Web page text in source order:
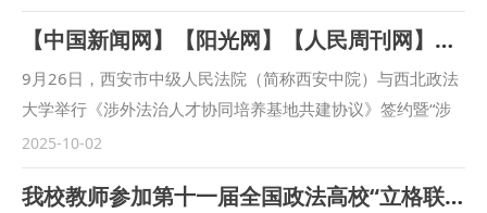
bile/#/ArticleDetail/527690/undefined?t=1759651749638
【中国新闻网】【阳光网】【人民周刊网】【今日头条】【起点新闻】【三秦都市报】西安市中级人民法院与西北政法大学联合建立涉外法治人才协同培养基地
9月26日，西安市中级人民法院（简称西安中院）与西北政法
大学举行《涉外法治人才协同培养基地共建协议》签约暨“涉
外法治人才协同培养基地”揭牌仪式。西安中院党组书记、院
长赵雷，西北政法大学党委副书记、校长范九利出席会议并致
辞，共同为“涉外法治人才协同培养基地”揭牌。西安中院审判
2025-10-02
我校教师参加第十一届全国政法高校“立格联盟”马克思主义学院院长论坛暨铸牢中华民族共同体意识与新时代边疆治理学术研讨会